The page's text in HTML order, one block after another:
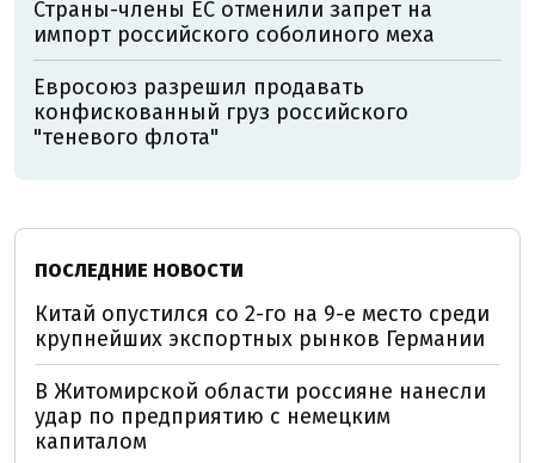
Страны-члены ЕС отменили запрет на
импорт российского соболиного меха
Евросоюз разрешил продавать
конфискованный груз российского
"теневого флота"
ПОСЛЕДНИЕ НОВОСТИ
Китай опустился со 2-го на 9-е место среди
крупнейших экспортных рынков Германии
В Житомирской области россияне нанесли
удар по предприятию с немецким
капиталом